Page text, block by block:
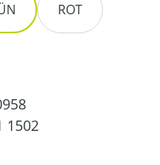
ROT
1502